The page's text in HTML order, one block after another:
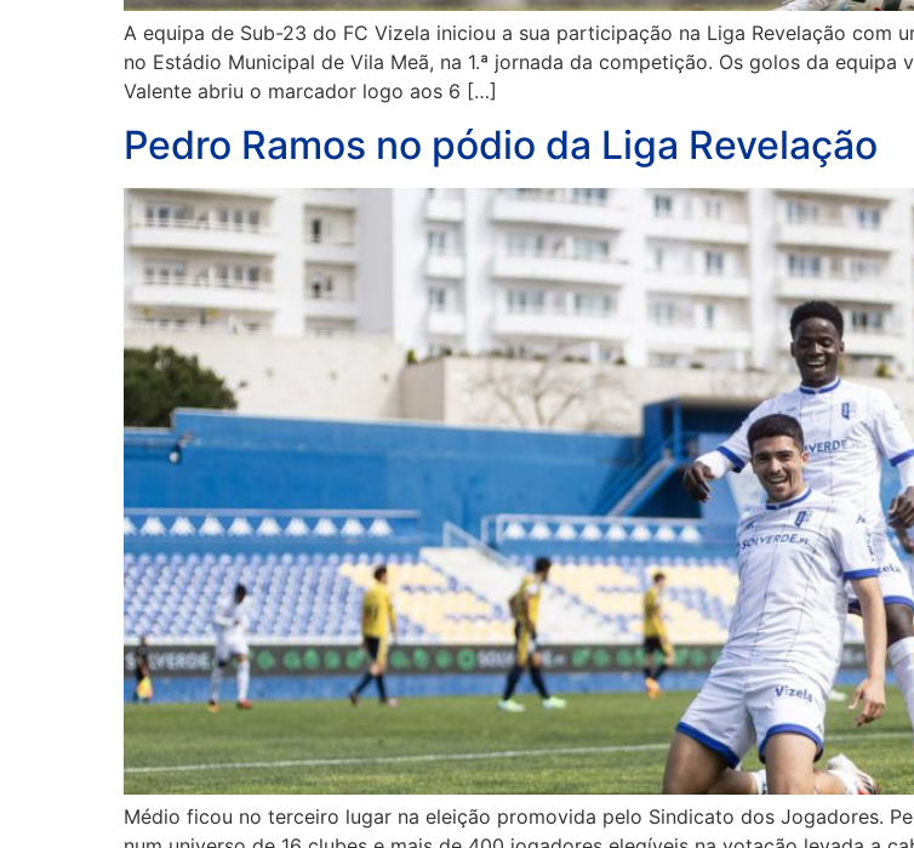
A equipa de Sub-23 do FC Vizela iniciou a sua participação na Liga Revelação com
no Estádio Municipal de Vila Meã, na 1.ª jornada da competição. Os golos da
Valente abriu o marcador logo aos 6 […]
Pedro Ramos no pódio da Liga Revelação
Médio ficou no terceiro lugar na eleição promovida pelo Sindicato dos Jogadores.